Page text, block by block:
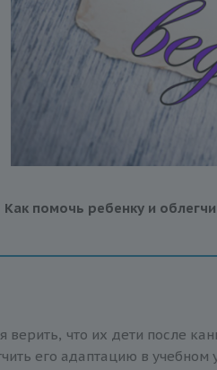
Как помочь ребенку и
верить, что их дети после
его адаптацию в